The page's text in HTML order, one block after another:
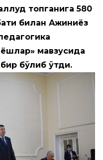
топганига 580
билан Ажиниёз
мавзусида
бўлиб ўтди.